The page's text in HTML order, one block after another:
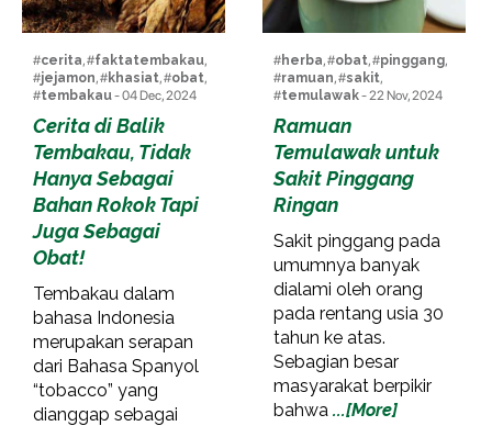
#cerita, #faktatembakau,
#jejamon, #khasiat, #obat,
#tembakau- 04 Dec, 2024
Cerita di Balik
Tembakau, Tidak
Hanya Sebagai
Bahan Rokok Tapi
Juga Sebagai
Obat!
Tembakau dalam
bahasa Indonesia
merupakan serapan
dari Bahasa Spanyol
“tobacco” yang
dianggap sebagai
#herba, #obat, #pinggang,
#ramuan, #sakit,
#temulawak- 22 Nov, 2024
Ramuan
Temulawak untuk
Sakit Pinggang
Ringan
Sakit pinggang pada
umumnya banyak
dialami oleh orang
pada rentang usia 30
tahun ke atas.
Sebagian besar
masyarakat berpikir
bahwa ...[More]